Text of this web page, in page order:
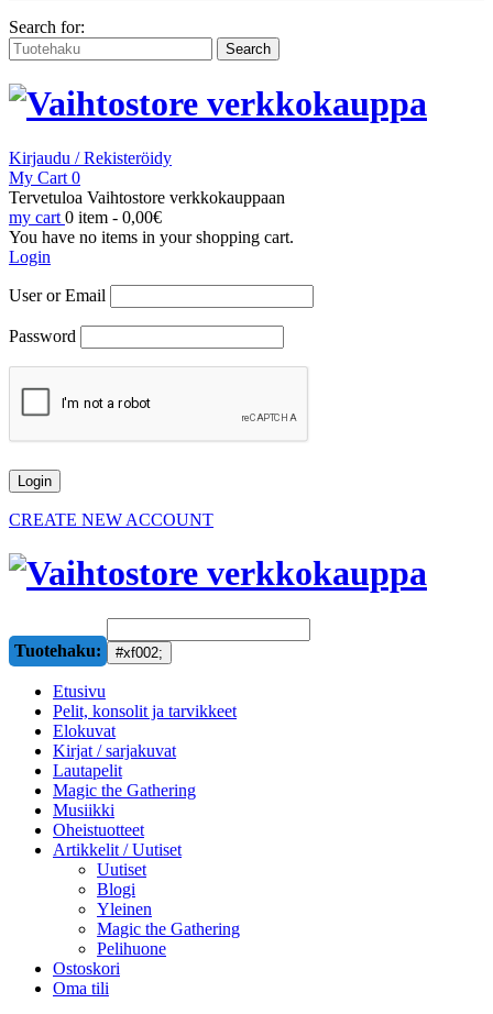
Search for:
Kirjaudu / Rekisteröidy
My Cart 0
Tervetuloa Vaihtostore verkkokauppaan
my cart 0 item - 0,00€
You have no items in your shopping cart.
Login
User or Email
Password
CREATE NEW ACCOUNT
Tuotehaku:
Etusivu
Pelit, konsolit ja tarvikkeet
Elokuvat
Kirjat / sarjakuvat
Lautapelit
Magic the Gathering
Musiikki
Oheistuotteet
Artikkelit / Uutiset
Uutiset
Blogi
Yleinen
Magic the Gathering
Pelihuone
Ostoskori
Oma tili